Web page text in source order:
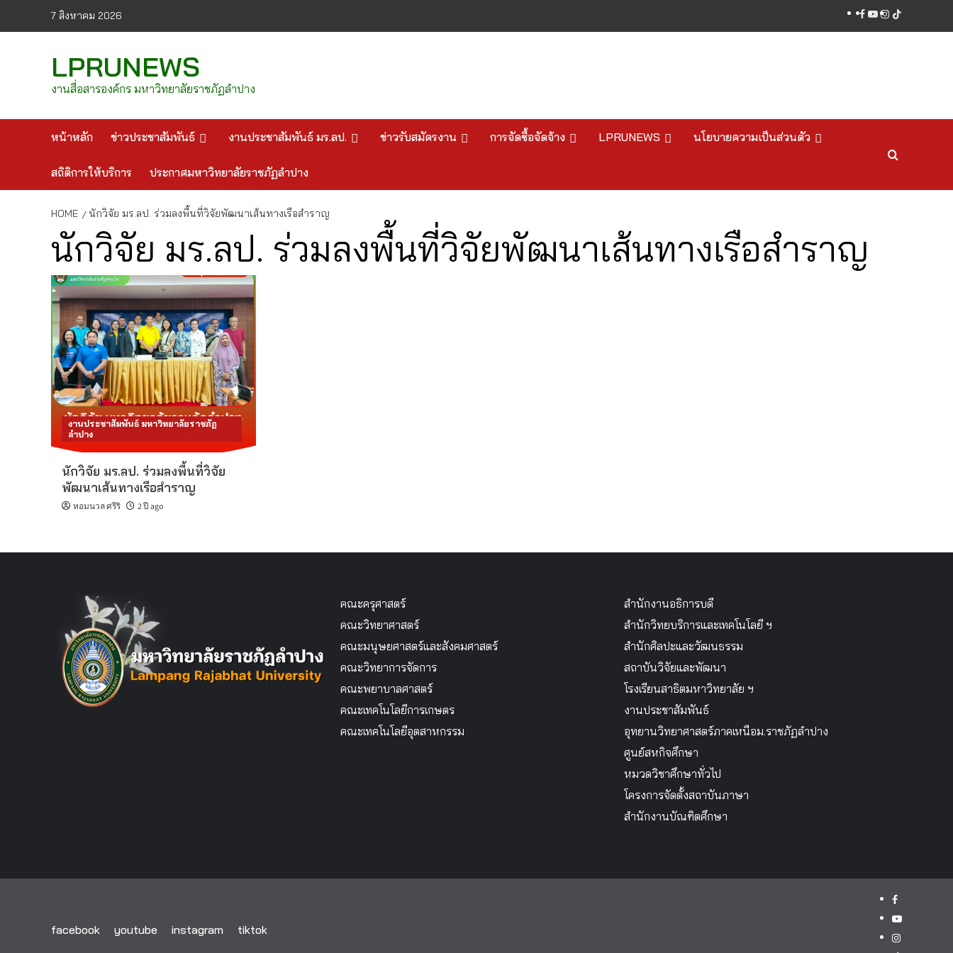
7 สิงหาคม 2026 facebook
youtube
instagram
tiktok
LPRUNEWS
งานสื่อสารองค์กร มหาวิทยาลัยราชภัฏลำปาง
หน้าหลัก ข่าวประชาสัมพันธ์ งานประชาสัมพันธ์ มร.ลป. ข่าวรับสมัครงาน การจัดซื้อจัดจ้าง LPRUNEWS นโยบายความเป็นส่วนตัว
สถิติการให้บริการ ประกาศมหาวิทยาลัยราชภัฏลำปาง
HOME นักวิจัย มร.ลป. ร่วมลงพื้นที่วิจัยพัฒนาเส้นทางเรือสำราญ
นักวิจัย มร.ลป. ร่วมลงพื้นที่วิจัยพัฒนาเส้นทางเรือสำราญ
งานประชาสัมพันธ์ มหาวิทยาลัยราชภัฏ
ลำปาง
นักวิจัย มร.ลป. ร่วมลงพื้นที่วิจัย
พัฒนาเส้นทางเรือสำราญ
หอมนวล ศรีริ 2 ปี ago
คณะครุศาสตร์
คณะวิทยาศาสตร์
คณะมนุษยศาสตร์และสังคมศาสตร์
คณะวิทยาการจัดการ
คณะพยาบาลศาสตร์
คณะเทคโนโลยีการเกษตร
คณะเทคโนโลยีอุตสาหกรรม
สำนักงานอธิการบดี
สำนักวิทยบริการและเทคโนโลยี ฯ
สำนักศิลปะและวัฒนธรรม
สถาบันวิจัยและพัฒนา
โรงเรียนสาธิตมหาวิทยาลัย ฯ
งานประชาสัมพันธ์
อุทยานวิทยาศาสตร์ภาคเหนือม.ราชภัฏลำปาง
ศูนย์สหกิจศึกษา
หมวดวิชาศึกษาทั่วไป
โครงการจัดตั้งสถาบันภาษา
สำนักงานบัณฑิตศึกษา
facebook youtube instagram tiktok
facebook
youtube
instagram